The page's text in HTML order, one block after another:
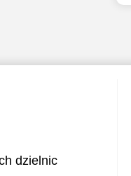
dzielnic